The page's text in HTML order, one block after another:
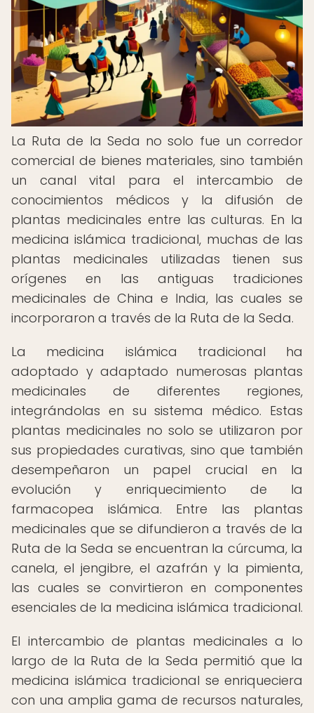
La Ruta de la Seda no solo fue un corredor
comercial de bienes materiales, sino también
un canal vital para el intercambio de
conocimientos médicos y la difusión de
plantas medicinales entre las culturas. En la
medicina islámica tradicional, muchas de las
plantas medicinales utilizadas tienen sus
orígenes en las antiguas tradiciones
medicinales de China e India, las cuales se
incorporaron a través de la Ruta de la Seda.
La medicina islámica tradicional ha
adoptado y adaptado numerosas plantas
medicinales de diferentes regiones,
integrándolas en su sistema médico. Estas
plantas medicinales no solo se utilizaron por
sus propiedades curativas, sino que también
desempeñaron un papel crucial en la
evolución y enriquecimiento de la
farmacopea islámica. Entre las plantas
medicinales que se difundieron a través de la
Ruta de la Seda se encuentran la cúrcuma, la
canela, el jengibre, el azafrán y la pimienta,
las cuales se convirtieron en componentes
esenciales de la medicina islámica tradicional.
El intercambio de plantas medicinales a lo
largo de la Ruta de la Seda permitió que la
medicina islámica tradicional se enriqueciera
con una amplia gama de recursos naturales,